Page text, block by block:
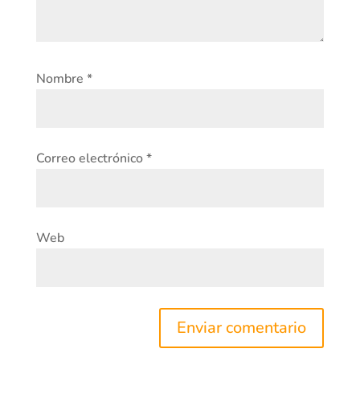
Nombre *
Correo electrónico*
Web